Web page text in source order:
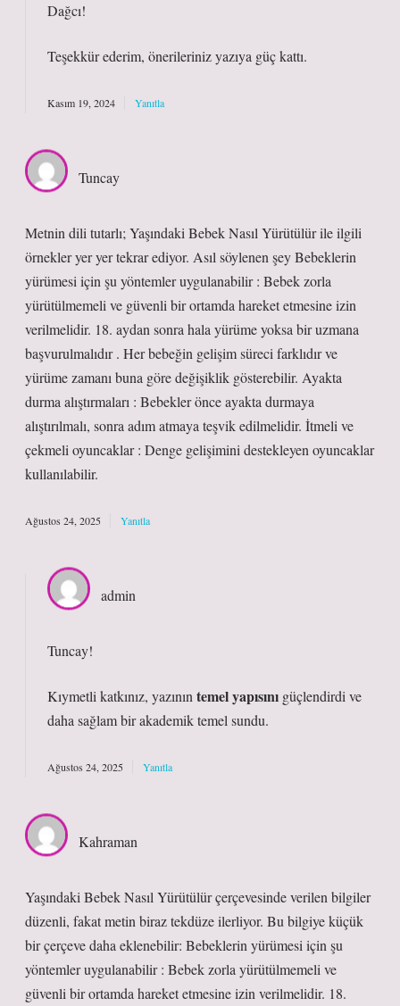
Dağcı!
Teşekkür ederim, önerileriniz yazıya güçkattı.
Kasım 19, 2024 Yanıtla
Tuncay
Metnin dili tutarlı; Yaşındaki Bebek Nasıl Yürütülür ile ilgili
örnekler yer yer tekrar ediyor. Asıl söylenen şey Bebeklerin
yürümesi için şu yöntemler uygulanabilir : Bebek zorla
yürütülmemeli ve güvenli bir ortamda hareket etmesine izin
verilmelidir. 18. aydan sonra hala yürüme yoksa bir uzmana
başvurulmalıdır . Her bebeğin gelişim süreci farklıdır ve
yürüme zamanı buna göre değişiklik gösterebilir. Ayakta
durma alıştırmaları : Bebekler önce ayakta durmaya
alıştırılmalı, sonra adım atmaya teşvik edilmelidir. İtmeli ve
çekmeli oyuncaklar : Denge gelişimini destekleyen oyuncaklar
kullanılabilir.
Ağustos 24, 2025 Yanıtla
admin
Tuncay!
Kıymetli katkınız, yazının temel yapısını güçlendirdi ve
daha sağlambir akademik temel sundu.
Ağustos 24, 2025 Yanıtla
Kahraman
Yaşındaki Bebek Nasıl Yürütülür çerçevesinde verilen bilgiler
düzenli, fakat metin biraz tekdüze ilerliyor. Bu bilgiye küçük
bir çerçeve daha eklenebilir: Bebeklerin yürümesi için şu
yöntemler uygulanabilir : Bebek zorla yürütülmemeli ve
güvenli bir ortamda hareket etmesine izin verilmelidir. 18.